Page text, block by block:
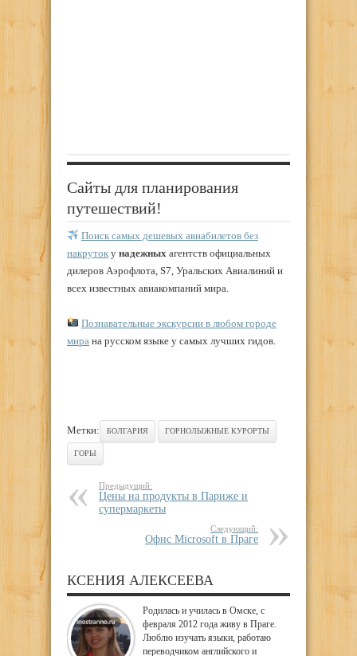
Сайты для планирования
путешествий!
Поиск самых дешевых авиабилетов без
накруток у надежных агентств официальных
дилеров Аэрофлота, S7, Уральских Авиалиний и
всех известных авиакомпаний мира.
Познавательные экскурсии в любом городе
мира на русском языке у самых лучших гидов.
Метки: БОЛГАРИЯ ГОРНОЛЫЖНЫЕ КУРОРТЫ
ГОРЫ
Предыдущий:
Цены на продукты в Париже и
супермаркеты
Следующий:
Офис Microsoft в Праге
КСЕНИЯ АЛЕКСЕЕВА
Родилась и училась в Омске, с
февраля 2012 года живу в Праге.
Люблю изучать языки, работаю
переводчиком английского и